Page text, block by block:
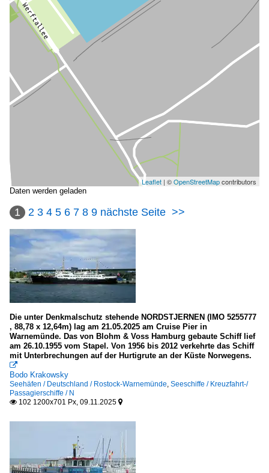
Leaflet | ©OpenStreetMapcontributors
Daten werden geladen
1 2 3 4 5 6 7 8 9 nächste Seite >>
Die unter Denkmalschutz stehende NORDSTJERNEN (IMO 5255777
, 88,78 x 12,64m) lag am 21.05.2025 am Cruise Pier in
Warnemünde. Das von Blohm & Voss Hamburg gebaute Schiff lief
am 26.10.1955 vom Stapel. Von 1956 bis 2012 verkehrte das Schiff
mit Unterbrechungen auf der Hurtigrute an der Küste Norwegens.

Bodo Krakowsky
Seehäfen / Deutschland / Rostock-Warnemünde, Seeschiffe / Kreuzfahrt-/
Passagierschiffe / N
 102 1200x701 Px, 09.11.2025 